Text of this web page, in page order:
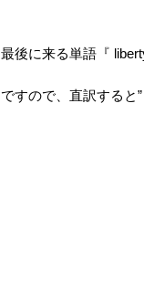
最後に来る単語『
ですので、直訳すると